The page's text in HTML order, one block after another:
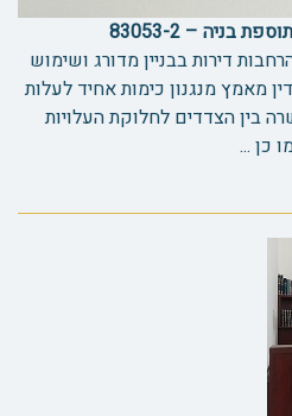
בניה – 83053-2
דירות בבניין מדורג ושימוש
מאמץ מנגנון כימות אחיד לעלות
בין הצדדים לחלוקת העלויות
כן ...